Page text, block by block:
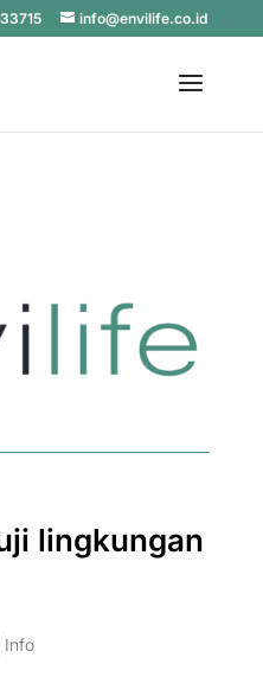
info@envilife.co.id
lingkungan
Info